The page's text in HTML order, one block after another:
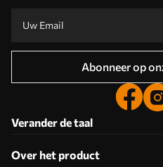
Abonneer op
Verander de taal
Over het product